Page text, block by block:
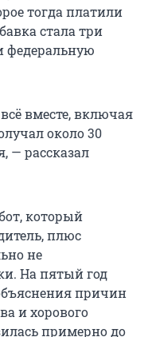
тогда платили
стала три
федеральную
вместе, включая
около 30
— рассказал
который
плюс
не
На пятый год
причин
и хорового
примерно до